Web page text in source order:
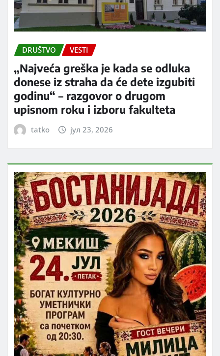
DRUŠTVO VESTI
„Najveća greška je kada se odluka
donese iz straha da će dete izgubiti
godinu“ – razgovor o drugom
upisnom roku i izboru fakulteta
tatko јул 23, 2026